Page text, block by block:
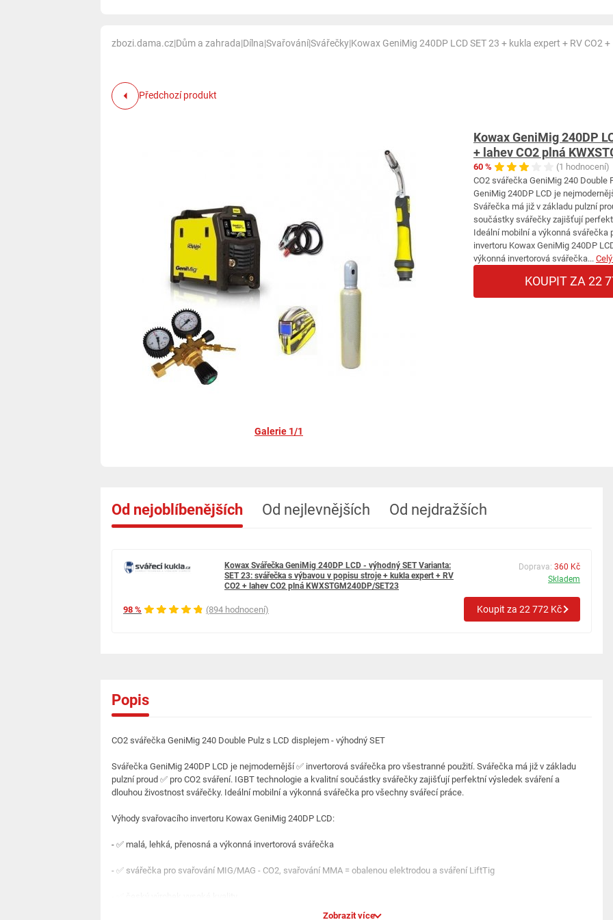
zbozi.dama.cz|Dům a zahrada|Dílna|Svařování|Svářečky|Kowax GeniMig 240DP LCD SET 23 + kukla expert + RV CO2
Předchozí produkt
Galerie 1/1
Kowax GeniMig 240DP
+ lahev CO2 plná
60 %
(1 hodnocení)
CO2 svářečka GeniMig 240 Double
GeniMig 240DP LCD je
Svářečka má již v základu pulzní
součástky svářečky zajišťují
Ideální mobilní a výkonná
invertoru Kowax GeniMig 240DP
výkonná invertorová svářečka...
KOUPIT ZA 22
Od nejoblíbenějších Od nejlevnějších Od nejdražších
98 % (894 hodnocení)
Kowax Svářečka GeniMig 240DP LCD - výhodný SET Varianta:
SET 23: svářečka s výbavou v popisu stroje + kukla expert + RV
CO2 + lahev CO2 plná KWXSTGM240DP/SET23
Doprava: 360 Kč
Skladem
Koupit za 22 772 Kč
Popis
CO2 svářečka GeniMig 240 Double Pulz s LCD displejem - výhodný SET
Svářečka GeniMig 240DP LCD je nejmodernější ✅ invertorová svářečka pro všestranné použití. Svářečka má již v základu
pulzní proud ✅ pro CO2 sváření. IGBT technologie a kvalitní součástky svářečky zajišťují perfektní výsledek sváření a
dlouhou živostnost svářečky. Ideální mobilní a výkonná svářečka pro všechny svářecí práce.
Výhody svařovacího invertoru Kowax GeniMig 240DP LCD:
- ✅ malá, lehká, přenosná a výkonná invertorová svářečka
- ✅ svářečka pro svařování MIG/MAG - CO2, svařování MMA = obalenou elektrodou a sváření LiftTig
Zobrazit více